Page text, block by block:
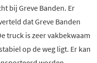
bij Greve Banden. Er
dat Greve Banden
truck is zeer vakbekwaam
op de weg ligt. Er kan